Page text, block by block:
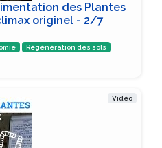
des Plantes
originel - 2/7
Régénération des sols
Vidéo